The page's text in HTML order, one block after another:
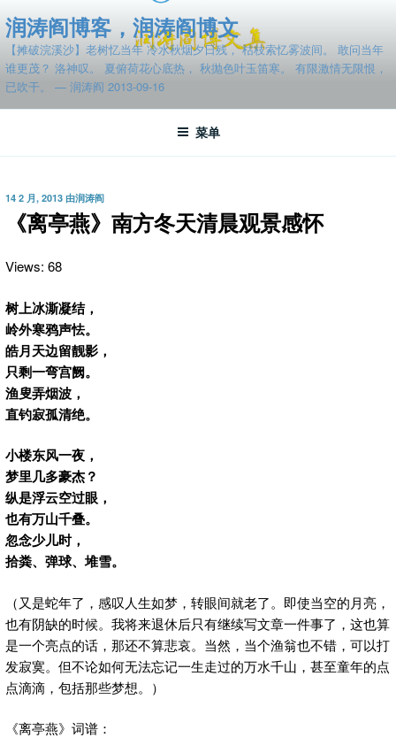
至
容
润涛阎博客，润涛阎博文
【摊破浣溪沙】老树忆当年 冷水秋烟夕日残， 枯枝索忆雾波间。 敢问当年
谁更茂？ 洛神叹。 夏俯荷花心底热， 秋抛色叶玉笛寒。 有限激情无限恨，
已吹干。 — 润涛阎 2013-09-16
菜单
发
14 2 月, 2013 由润涛阎
《离亭燕》南方冬天清晨观景感怀
Views: 68
树上冰澌凝结，
岭外寒鸦声怯。
皓月天边留靓影，
只剩一弯宫阙。
渔叟弄烟波，
直钓寂孤清绝。
小楼东风一夜，
梦里几多豪杰？
纵是浮云空过眼，
也有万山千叠。
忽念少儿时，
拾粪、弹球、堆雪。
（又是蛇年了，感叹人生如梦，转眼间就老了。即使当空的月亮，
也有阴缺的时候。我将来退休后只有继续写文章一件事了，这也算
是一个亮点的话，那还不算悲哀。当然，当个渔翁也不错，可以打
发寂寞。但不论如何无法忘记一生走过的万水千山，甚至童年的点
点滴滴，包括那些梦想。）
《离亭燕》词谱：